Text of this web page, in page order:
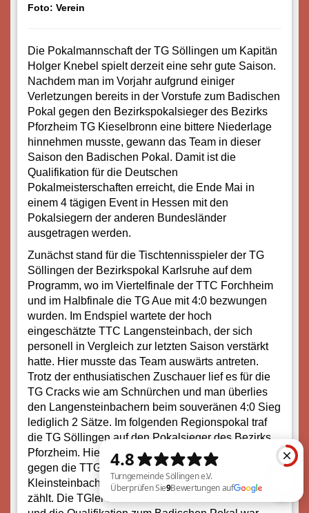
Foto: Verein
Die Pokalmannschaft der TG Söllingen um Kapitän
Holger Knebel spielt derzeit eine sehr gute Saison.
Nachdem man im Vorjahr aufgrund einiger
Verletzungen bereits in der Vorstufe zum Badischen
Pokal gegen den Bezirkspokalsieger des Bezirks
Pforzheim TG Kieselbronn eine bittere Niederlage
hinnehmen musste, gewann das Team in dieser
Saison den Badischen Pokal. Damit ist die
Qualifikation für die Deutschen
Pokalmeisterschaften erreicht, die Ende Mai in
einem 4 tägigen Event in Hessen mit den
Pokalsiegern der anderen Bundesländer
ausgetragen werden.
Zunächst stand für die Tischtennisspieler der TG
Söllingen der Bezirkspokal Karlsruhe auf dem
Programm, wo im Viertelfinale der TTC Forchheim
und im Halbfinale die TG Aue mit 4:0 bezwungen
wurden. Im Endspiel wartete der hoch
eingeschätzte TTC Langensteinbach, der sich
personell in Vergleich zur letzten Saison verstärkt
hatte. Hier musste das Team auswärts antreten.
Trotz der enthusiatischen Zuschauer lief es für die
TG Cracks wie am Schnürchen und man überlies
den Langensteinbachern beim souveränen 4:0 Sieg
lediglich 2 Sätze. Im folgenden Regionspokal traf
die TG Söllingen auf den Pokalsieger des Bezirks
Pforzheim. Hier kam es zum Pfinztaler Ortsderby
gegen die TTG Kleinsteinbach-Singen, da
Kleinsteinbach sportlich zum Bezirk Pforzheim
zählt. Die TGler konnten sich mit 4:1 durchsetzen